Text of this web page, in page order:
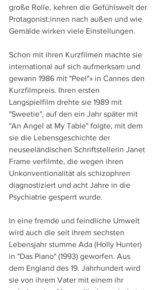
große Rolle, kehren die Gefühlswelt der
Protagonist:innen nach außen und wie
Gemälde wirken viele Einstellungen.
Schon mit ihren Kurzfilmen machte sie
international auf sich aufmerksam und
gewann 1986 mit "Peel"» in Cannes den
Kurzfilmpreis. Ihren ersten
Langspielfilm drehte sie 1989 mit
"Sweetie", auf den ein Jahr später mit
"An Angel at My Table" folgte, mit dem
sie die Lebensgeschichte der
neuseeländischen Schriftstellerin Janet
Frame verfilmte, die wegen ihren
Unkonventionalität als schizophren
diagnostiziert und acht Jahre in die
Psychiatrie gesperrt wurde.
In eine fremde und feindliche Umwelt
wird auch die seit ihrem sechsten
Lebensjahr stumme Ada (Holly Hunter)
in "Das Piano" (1993) geworfen. Aus
dem England des 19. Jahrhundert wird
sie von ihrem Vater mit einem ihr